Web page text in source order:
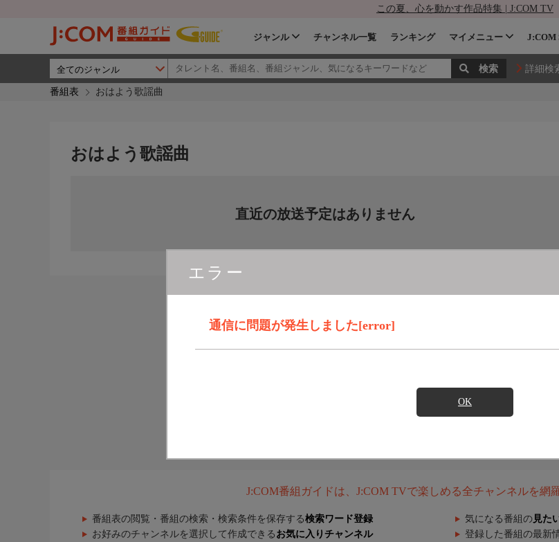
この夏、心を動かす作品特集 | J:COM TV
ジャンル チャンネル一覧 ランキング マイメニュー J:COM
詳細検
番組表 おはよう歌謡曲
エラー
通信に問題が発生しました[error]
OK
おはよう歌謡曲
直近の放送予定はありません
J:COM番組ガイドは、J:COM TVで楽しめる全チャンネルを網
番組表の閲覧・番組の検索・検索条件を保存する検索ワード登録 気になる番組の 見た
お好みのチャンネルを選択して作成できる お気に入りチャンネル 登録した番組の最新